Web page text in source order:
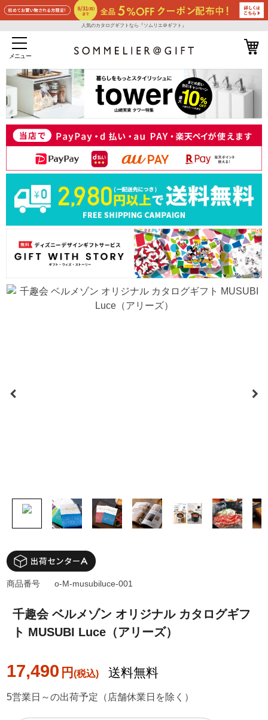
人気のカタログギフトなら『ソムリエ＠ギフト』
メニュー
千趣会 ベルメゾン オリジナル カタログギフ
ト MUSUBI Luce（アリーズ）
17,490 円 送料無料
商品番号 o-M-musubiluce-001
5営業日～の出荷予定（店舗休業日を除く）